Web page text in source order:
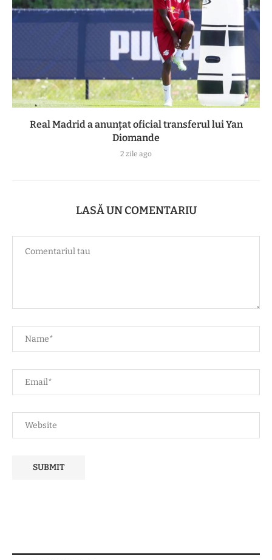
Real Madrid a anunțat oficial transferul lui Yan
Diomande
2 zile ago
LASĂ UN COMENTARIU